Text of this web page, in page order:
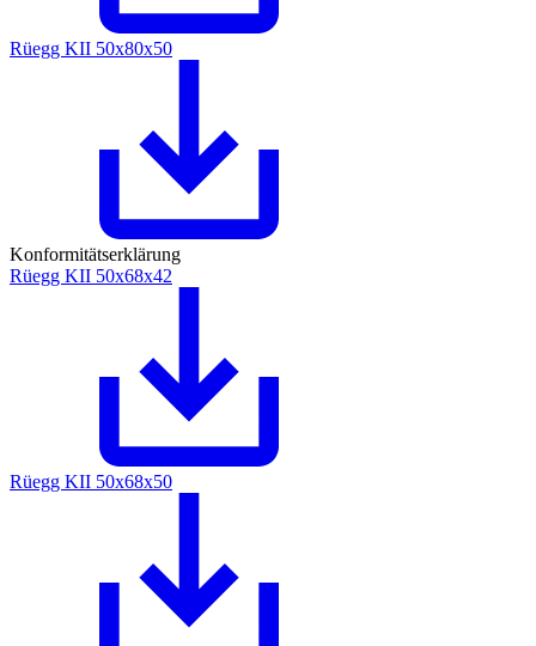
Rüegg KII 50x80x50
Konformitätserklärung
Rüegg KII 50x68x42
Rüegg KII 50x68x50